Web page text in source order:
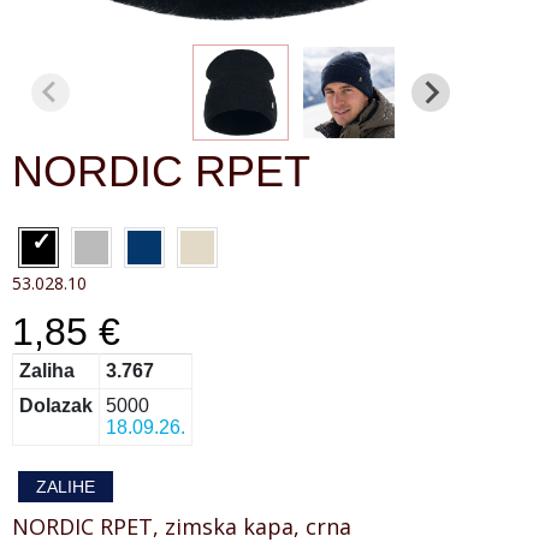
NORDIC RPET
53.028.10
1,85 €
Zaliha
3.767
Dolazak
5000
18.09.26.
ZALIHE
NORDIC RPET, zimska kapa, crna